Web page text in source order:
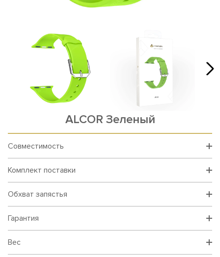
ALCOR Зеленый
Совместимость
Комплект поставки
Обхват запястья
Гарантия
Вес